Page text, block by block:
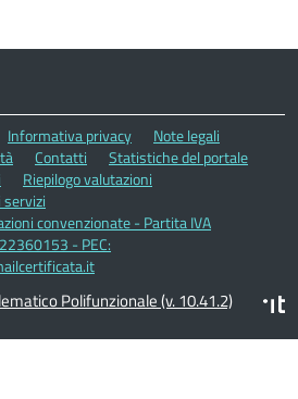
Informativa privacy
Note legali
Contatti
Statistiche del portale
Riepilogo valutazioni
convenzionate - Partita IVA
- PEC:
Polifunzionale (v. 10.41.2)